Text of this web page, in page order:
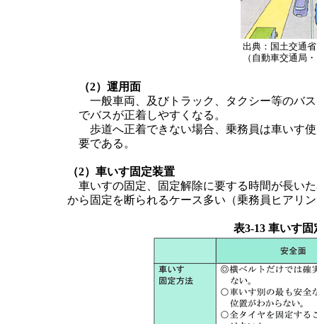
出典：国土交通
（自動車交通局
（2）運用面
一般車両、及びトラック、タクシー等のバ
でバスが正着しやすくなる。
歩道へ正着できない場合、乗務員は車いす
要である。
（2）車いす固定装置
車いすの固定、固定解除に要する時間が長い
から固定を断られるケース多い（乗務員ヒアリ
表3-13 車いす